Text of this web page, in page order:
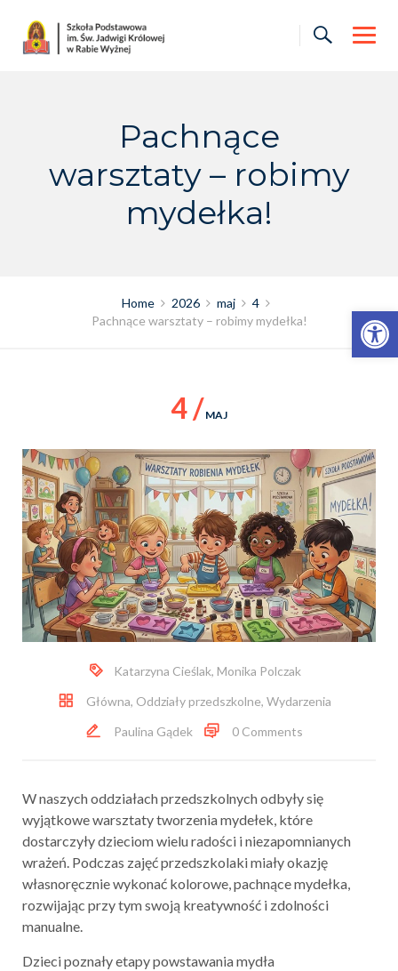
Otwórz pasek narzędzi
content
Pachnące
warsztaty – robimy
mydełka!
Home 2026 maj
4
Pachnące warsztaty – robimy mydełka!
4 / MAJ
Katarzyna Cieślak, Monika Polczak
Główna, Oddziały przedszkolne, Wydarzenia
Paulina Gądek
0 Comments
W naszych oddziałach przedszkolnych odbyły się
wyjątkowe warsztaty tworzenia mydełek, które
dostarczyły dzieciom wielu radości i niezapomnianych
wrażeń. Podczas zajęć przedszkolaki miały okazję
własnoręcznie wykonać kolorowe, pachnące mydełka,
rozwijając przy tym swoją kreatywność i zdolności
manualne.
Dzieci poznały etapy powstawania mydła